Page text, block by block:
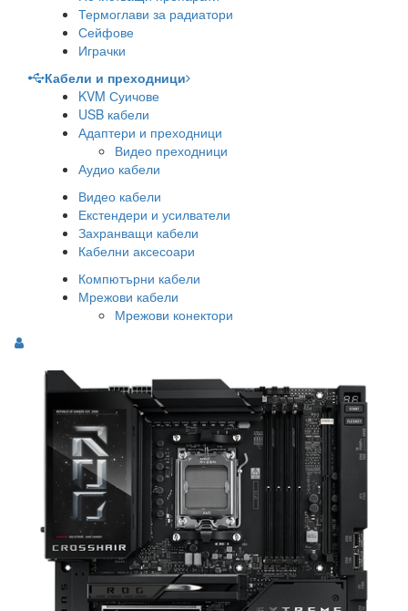
Термоглави за радиатори
Сейфове
Играчки
Кабели и преходници
KVM Суичове
USB кабели
Адаптери и преходници
Видео преходници
Аудио кабели
Видео кабели
Екстендери и усилватели
Захранващи кабели
Кабелни аксесоари
Компютърни кабели
Мрежови кабели
Мрежови конектори